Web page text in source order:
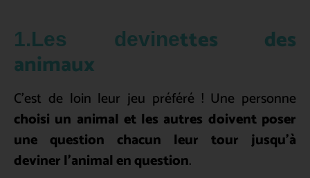
1.Les devinettes des
animaux
C’est de loin leur jeu préféré ! Une personne
choisi un animal et les autres doivent poser
une question chacun leur tour jusqu’à
deviner l’animal en question.